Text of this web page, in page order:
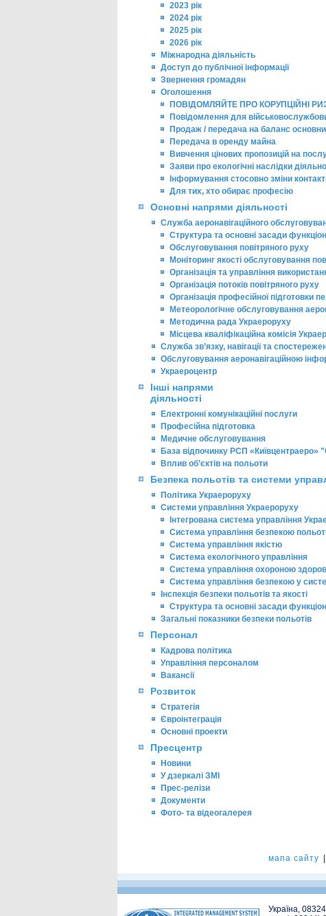
2023 рік
2024 рік
2025 рік
2026 рік
Міжнародна діяльність
Доступ до публічної інформації
Звернення громадян
Оголошення
ПОВІДОМЛЯЙТЕ ПРО КОРУПЦІЙНІ
Повідомлення для
Продаж / передача на баланс
Передача в оренду майна
Вивчення цінових пропозицій на
Заяви про екологічні наслідки
Інформування стосовно зміни
Для тих, хто обирає професію
Основні напрями діяльності
Служба аеронавігаційного
Структура та основні засади
Обслуговування повітряного руху
Моніторинг якості обслуговування
Організація та управління
Організація потоків повітряного руху
Організація професійної підготовки
Метеорологічне обслуговування
Методична рада Украероруху
Місцева кваліфікаційна комісія
Служба зв’язку, навігації та
Обслуговування аеронавігаційною
Украероцентр
Інші напрями
діяльності
Електронні комунікаційні послуги
Професійна підготовка
Медичне обслуговування
База відпочинку РСП «Київцентраеро»
Вплив об’єктів на польоти
Безпека польотів та системи
Політика Украероруху
Системи управління Украероруху
Інтегрована система управління
Система управління безпекою
Система управління якістю
Система екологічного управління
Система управління охороною
Система управління безпекою у
Інспекція безпеки польотів та якості
Структура та основні засади
Загальні показники безпеки польотів
Персонал
Кадрова політика
Управління персоналом
Вакансії
Розвиток
Стратегія
Євроінтеграція
Основні проекти
Пресцентр
Новини
У дзеркалі ЗМІ
Прес-релізи
Документи
Фото- та відеогалерея
мапа сайту
Україна,